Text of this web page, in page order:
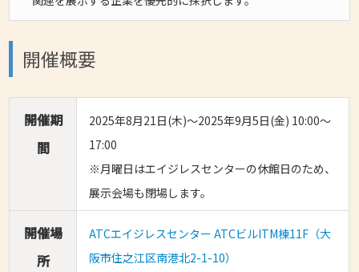
開催概要
開催期
間
2025年8月21日(木)～2025年9月5日(金) 10:00～
17:00
※月曜日はエイジレスセンターの休館日のため、
展示会場も閉場します。
開催場
所
ATCエイジレスセンター ATCビルITM棟11F（大
阪市住之江区南港北2-1-10）